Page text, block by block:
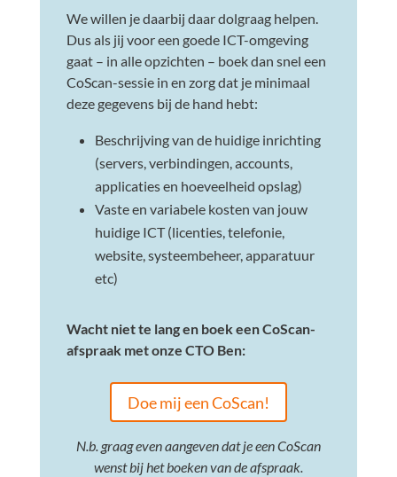
We willen je daarbij daar dolgraag helpen.
Dus als jij voor een goede ICT-omgeving
gaat – in alle opzichten – boek dan snel een
CoScan-sessie in en zorg dat je minimaal
deze gegevens bij de hand hebt:
Beschrijving van de huidige inrichting
(servers, verbindingen, accounts,
applicaties en hoeveelheid opslag)
Vaste en variabele kosten van jouw
huidige ICT (licenties, telefonie,
website, systeembeheer, apparatuur
etc)
Wacht niet te lang en boek een CoScan-
afspraak met onze CTO Ben:
Doe mij een CoScan!
N.b. graag even aangeven dat je een CoScan
wenst bij het boeken van de afspraak.